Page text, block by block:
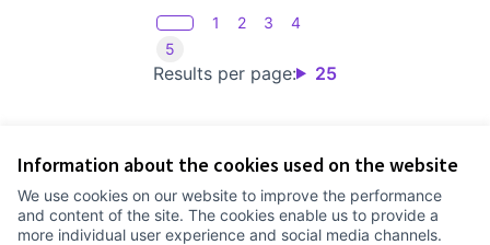
Information about the cookies used on the website
We use cookies on our website to improve the performance
and content of the site. The cookies enable us to provide a
more individual user experience and social media channels.
Results per page: 25
1 2 3
4
5
Cookie settings
Comunitat Canòdrom at Facebook
(External link)
Comunitat Canòdrom at Instagram
(External link)
Comunitat Canòdrom at YouTube
(External link)
English
Triar la llengua Elegir el idiomaChoose language